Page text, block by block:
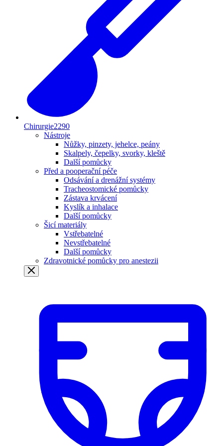
Chirurgie2290
Nástroje
Nůžky, pinzety, jehelce, peány
Skalpely, čepelky, svorky, kleště
Další pomůcky
Před a pooperační péče
Odsávání a drenážní systémy
Tracheostomické pomůcky
Zástava krvácení
Kyslík a inhalace
Další pomůcky
Šicí materiály
Vstřebatelné
Nevstřebatelné
Další pomůcky
Zdravotnické pomůcky pro anestezii